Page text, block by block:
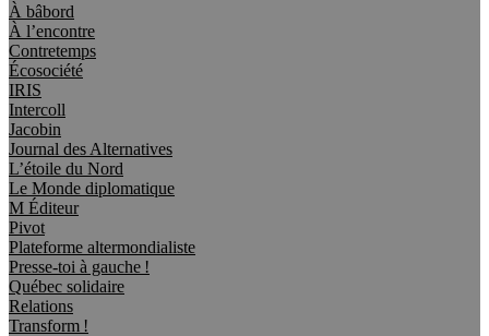
À bâbord
À l’encontre
Contretemps
Écosociété
IRIS
Intercoll
Jacobin
Journal des Alternatives
L’étoile du Nord
Le Monde diplomatique
M Éditeur
Pivot
Plateforme altermondialiste
Presse-toi à gauche !
Québec solidaire
Relations
Transform !